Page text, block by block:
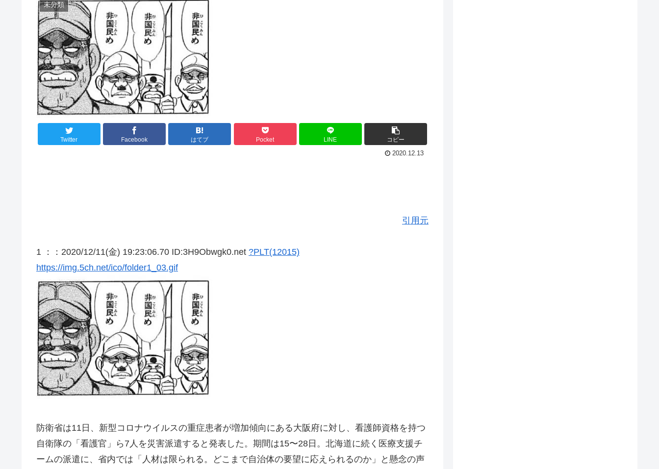
未分類
Twitter Facebook はてブ Pocket LINE コピー
2020.12.13
引用元
1 ： ：2020/12/11(金) 19:23:06.70 ID:3H9Obwgk0.net ?PLT(12015)
https://img.5ch.net/ico/folder1_03.gif
防衛省は11日、新型コロナウイルスの重症患者が増加傾向にある大阪府に対し、看護師資格を持つ
自衛隊の「看護官」ら7人を災害派遣すると発表した。期間は15〜28日。北海道に続く医療支援チ
ームの派遣に、省内では「人材は限られる。どこまで自治体の要望に応えられるのか」と懸念の声